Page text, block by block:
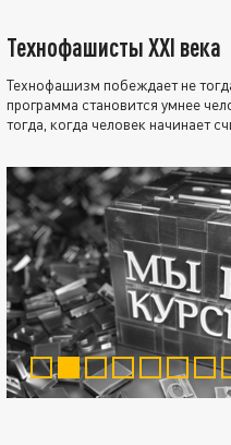
Технофашисты XXI века
Технофашизм побеждает не
программа становится умнее
тогда, когда человек начинает